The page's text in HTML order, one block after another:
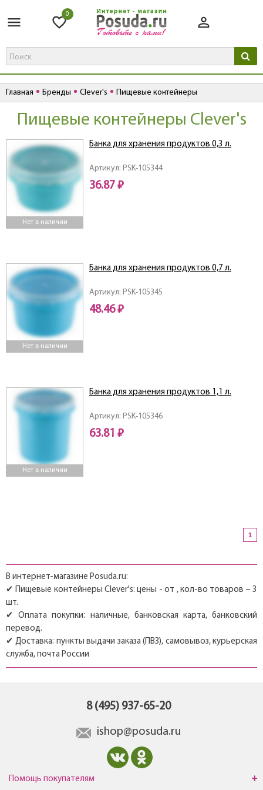
0
Главная Бренды Clever's Пищевые контейнеры
Пищевые контейнеры Clever's
Нет в наличии
Артикул: PSK-105344
Банка для хранения продуктов 0,3 л.
36.87 ₽
Нет в наличии
Артикул: PSK-105345
Банка для хранения продуктов 0,7 л.
48.46 ₽
Нет в наличии
Артикул: PSK-105346
Банка для хранения продуктов 1,1 л.
63.81 ₽
1
В интернет-магазине Posuda.ru:
✔ Пищевые контейнеры Clever's: цены - от , кол-во товаров – 3
шт.
✔ Оплата покупки: наличные, банковская карта, банковский
перевод.
✔ Доставка: пункты выдачи заказа (ПВЗ), самовывоз, курьерская
служба, почта России
8 (495) 937-65-20
ishop@posuda.ru
Помощь покупателям